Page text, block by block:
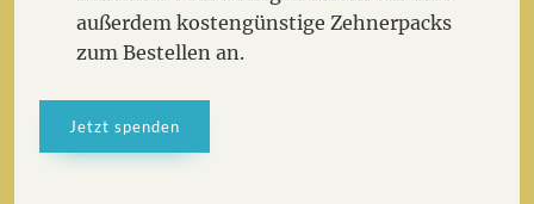
außerdem kostengünstige Zehnerpacks
zum Bestellen an.
Jetzt spenden